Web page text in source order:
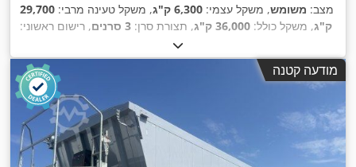
מצב: משומש, משקל עצמי: 6,300 ק"ג , משקל טעינה מרבי: 29,700
ק"ג, משקל כולל: 36,000 ק"ג , תצורת סרן: 3 סרנים
, רישום ראשוני:
55 מ"ק
בלימה למניעת נעילה (ABS),
מודעה קטנה